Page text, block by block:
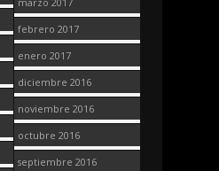
febrero 2017
enero 2017
diciembre 2016
noviembre 2016
octubre 2016
septiembre 2016